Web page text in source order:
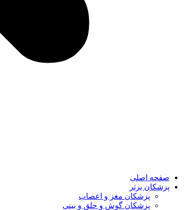
صفحه اصلی
پزشکان برتر
پزشکان مغز و اعصاب
پزشکان گوش و حلق و بینی